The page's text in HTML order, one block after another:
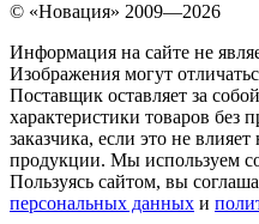
© «Новация» 2009—2026
Информация на сайте не
Изображения могут
Поставщик оставляет за
характеристики товаров без
заказчика, если это не
продукции. Мы используем
Пользуясь сайтом, вы
персональных данных и